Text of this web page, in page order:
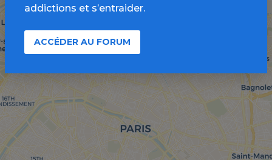
addictions et s’entraider.
ACCÉDER AU FORUM